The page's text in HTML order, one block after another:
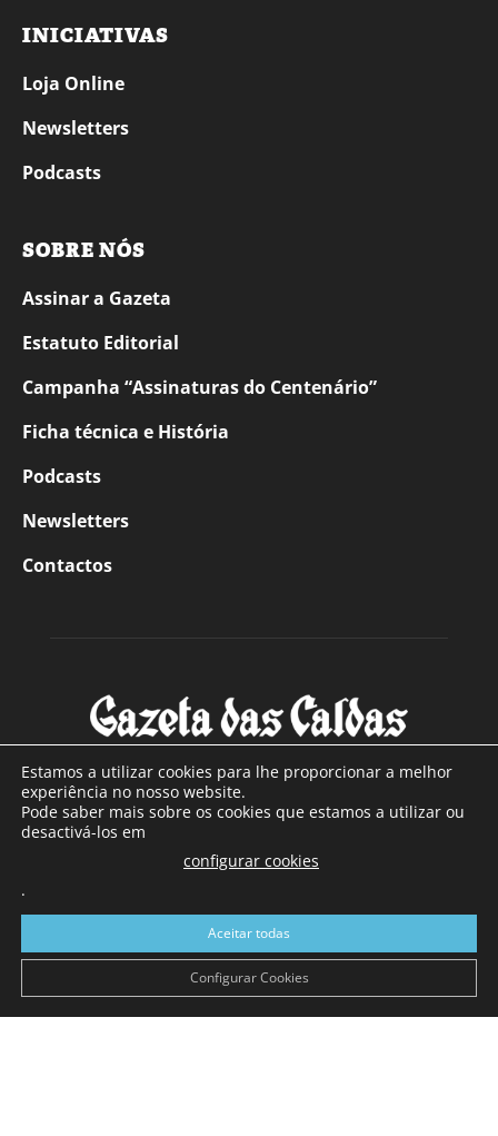
INICIATIVAS
Loja Online
Newsletters
Podcasts
SOBRE NÓS
Assinar a Gazeta
Estatuto Editorial
Campanha “Assinaturas do Centenário”
Ficha técnica e História
Podcasts
Newsletters
Contactos
SOBRE NÓS
Com sede nas Caldas da Rainha e mais de 90 anos de
a sul de distrito de Leiria, com mais de 40.000 leitores por
toda a região Oeste. Jornal com distribuição em Portugal
Continental e assinatura online.
Estamos a utilizar cookies para lhe proporcionar a melhor
experiência no nosso website.
Pode saber mais sobre os cookies que estamos a utilizar ou
desactivá-los em
configurar cookies
.
Aceitar todas
Configurar Cookies